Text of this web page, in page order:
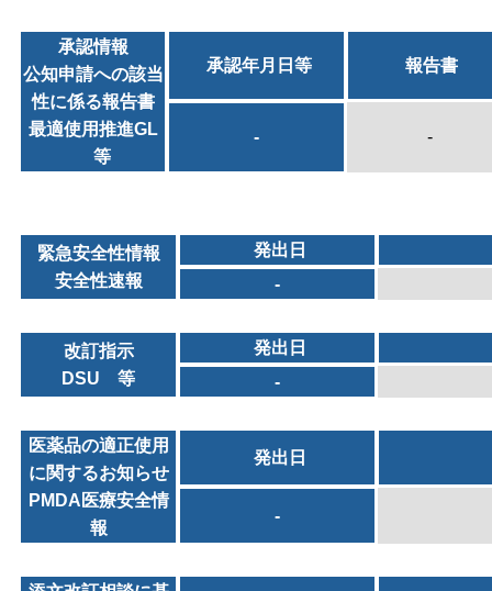
承認情報
公知申請への該当
性に係る報告書
最適使用推進GL
等
承認年月日等 報告書
- -
緊急安全性情報
安全性速報
発出日
-
改訂指示
DSU 等
発出日
-
医薬品の適正使用
に関するお知らせ
PMDA医療安全情
報
発出日
-